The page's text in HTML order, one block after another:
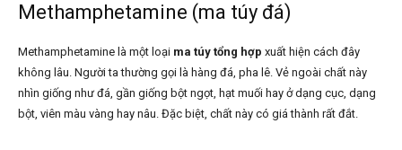
Methamphetamine (ma túy đá)
Methamphetamine là một loại ma túy tổng hợp xuất hiện cách đây
không lâu. Người ta thường gọi là hàng đá, pha lê. Vẻ ngoài chất này
nhìn giống như đá, gần giống bột ngọt, hạt muối hay ở dạng cục, dạng
bột, viên màu vàng hay nâu. Đặc biệt, chất này có giá thành rất đắt.